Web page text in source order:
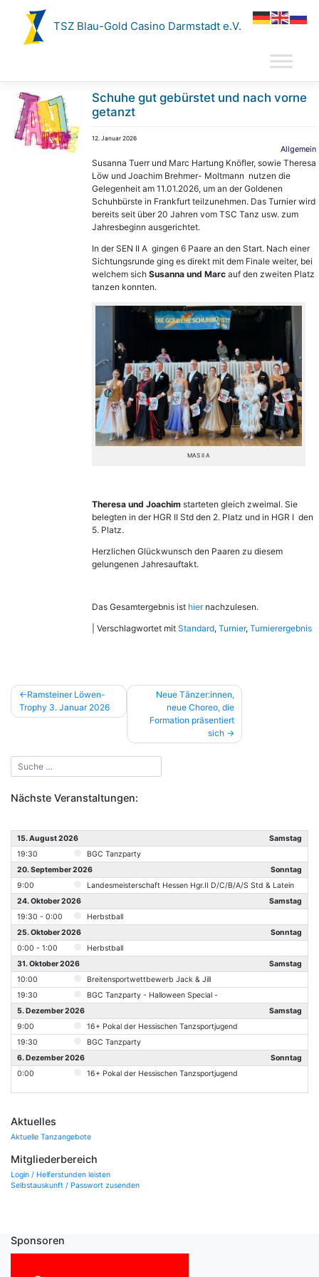
springen
TSZ Blau-Gold Casino Darmstadt e.V.
Nächste Veranstaltungen:
15. August 2026
Samstag
19:30
BGC Tanzparty
20. September 2026
Sonntag
9:00
Landesmeisterschaft Hessen Hgr.II D/C/B/A/S Std & Latein
24. Oktober 2026
Samstag
19:30 - 0:00
Herbstball
25. Oktober 2026
Sonntag
0:00 - 1:00
Herbstball
31. Oktober 2026
Samstag
10:00
Breitensportwettbewerb Jack & Jill
19:30
BGC Tanzparty - Halloween Special -
5. Dezember 2026
Samstag
9:00
16+ Pokal der Hessischen Tanzsportjugend
19:30
BGC Tanzparty
6. Dezember 2026
Sonntag
0:00
16+ Pokal der Hessischen Tanzsportjugend
Aktuelles
Aktuelle Tanzangebote
Mitgliederbereich
Login / Helferstunden leisten
Selbstauskunft / Passwort zusenden
Schuhe gut gebürstet und nach vorne
getanzt
12. Januar 2026
Allgemein
Susanna Tuerr und Marc Hartung Knöfler, sowie Theresa
Löw und Joachim Brehmer- Moltmann nutzen die
Gelegenheit am 11.01.2026, um an der Goldenen
Schuhbürste in Frankfurt teilzunehmen. Das Turnier wird
bereits seit über 20 Jahren vom TSC Tanz usw. zum
Jahresbeginn ausgerichtet.
In der SEN II A gingen 6 Paare an den Start. Nach einer
Sichtungsrunde ging es direkt mit dem Finale weiter, bei
welchem sich Susanna und Marcauf den zweiten Platz
tanzen konnten.
MAS II A
Theresa und Joachimstarteten gleich zweimal. Sie
belegten in der HGR II Std den 2. Platz und in HGR I den
5. Platz.
Herzlichen Glückwunsch den Paaren zu diesem
gelungenen Jahresauftakt.
Das Gesamtergebnis ist hiernachzulesen.
Verschlagwortet mit Standard, Turnier, Turnierergebnis
Beitragsnavigation
Ramsteiner Löwen-
Trophy 3. Januar 2026
Neue Tänzer:innen,
neue Choreo, die
Formation präsentiert
sich
Sponsoren